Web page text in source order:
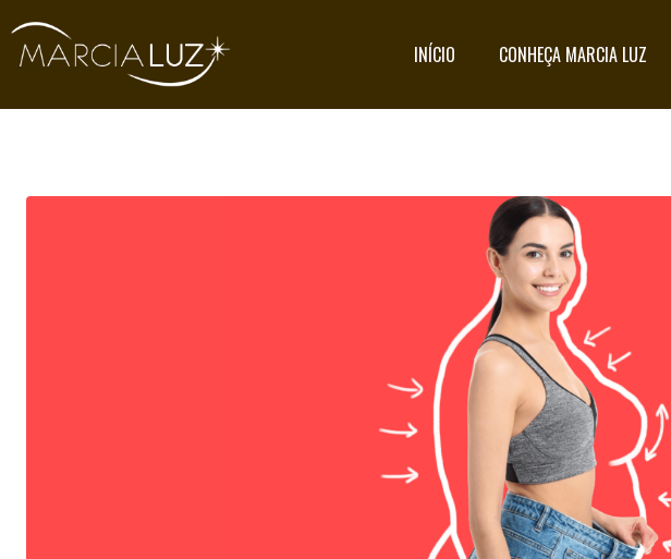
INÍCIO CONHEÇA MARCIA LUZ